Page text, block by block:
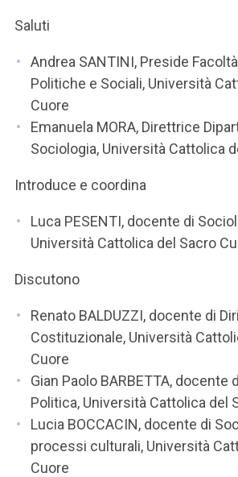
Saluti
Andrea SANTINI, Preside
Politiche e Sociali, Università
Cuore
Emanuela MORA, Direttrice
Sociologia, Università Cattolica
Introduce e coordina
Luca PESENTI, docente di
Università Cattolica del Sacro
Discutono
Renato BALDUZZI, docente di
Costituzionale, Università
Cuore
Gian Paolo BARBETTA, docente
Politica, Università Cattolica del
Lucia BOCCACIN, docente di
processi culturali, Università
Cuore